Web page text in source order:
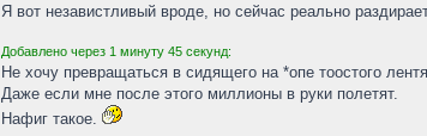
Я вот независтливый вроде, но сейчас реально
Добавлено через 1 минуту 45 секунд:
Не хочу превращаться в сидящего на *опе тоостого
Даже если мне после этого миллионы в руки полетят.
Нафиг такое.